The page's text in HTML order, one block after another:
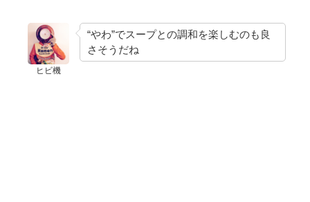
ヒビ機
“やわ”でスープとの調和を楽しむのも良
さそうだね